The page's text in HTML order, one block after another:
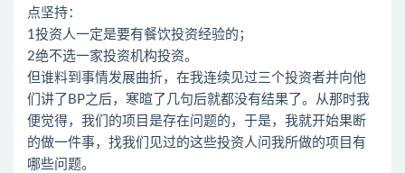
点坚持：
1投资人一定是要有餐饮投资经验的；
2绝不选一家投资机构投资。
但谁料到事情发展曲折，在我连续见过三个投资者并向他
们讲了BP之后，寒暄了几句后就都没有结果了。从那时我
便觉得，我们的项目是存在问题的，于是，我就开始果断
的做一件事，找我们见过的这些投资人问我所做的项目有
哪些问题。